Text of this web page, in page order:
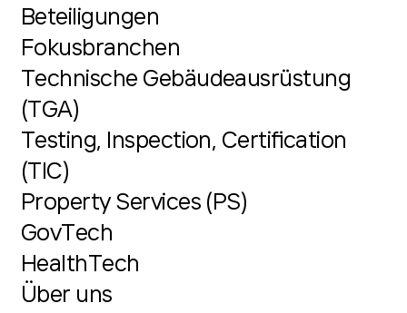
Beteiligungen
Fokusbranchen
Technische Gebäudeausrüstung
(TGA)
Testing, Inspection, Certification
(TIC)
Property Services (PS)
GovTech
HealthTech
Über uns